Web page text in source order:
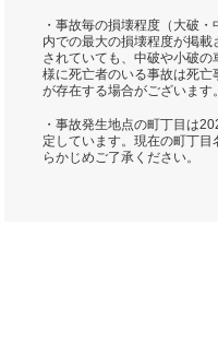
・事故毎の損壊程度（大破
内での最大の損壊程度が掲
されていても、中破や小破
様に死亡者のいる事故は死
が存在する場合がございます
・事故発生地点の町丁目は
定しています。現在の町丁
らかじめご了承ください。